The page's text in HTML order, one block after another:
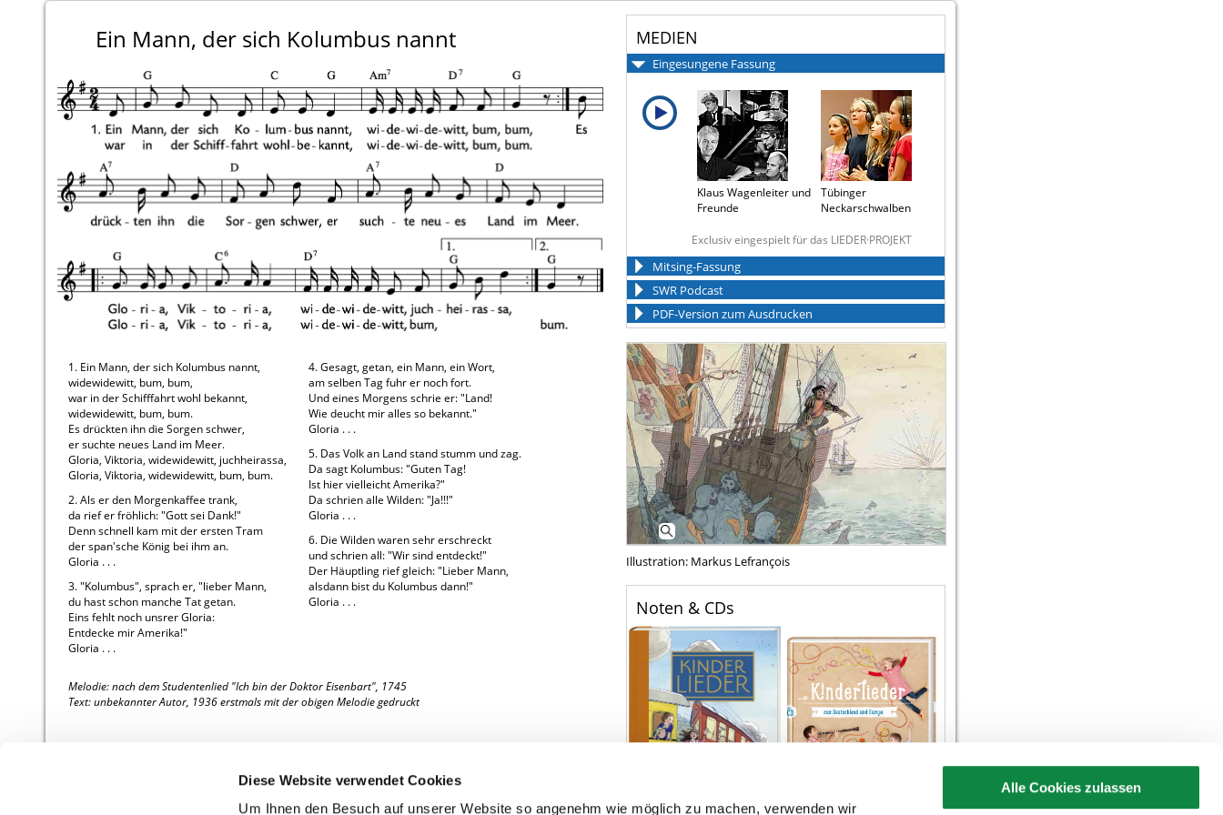
Diese Website verwendet Cookies
Um Ihnen den Besuch auf unserer Website so angenehm wie möglich zu machen, verwenden wir
Alle Cookies zulassen
Ein Mann, der sich Kolumbus nannt
1. Ein Mann, der sich Kolumbus nannt,
widewidewitt, bum, bum,
war in der Schifffahrt wohl bekannt,
widewidewitt, bum, bum.
Es drückten ihn die Sorgen schwer,
er suchte neues Land im Meer.
Gloria, Viktoria, widewidewitt, juchheirassa,
Gloria, Viktoria, widewidewitt, bum, bum.
2. Als er den Morgenkaffee trank,
da rief er fröhlich: "Gott sei Dank!"
Denn schnell kam mit der ersten Tram
der span'sche König bei ihm an.
Gloria . . .
3. "Kolumbus", sprach er, "lieber Mann,
du hast schon manche Tat getan.
Eins fehlt noch unsrer Gloria:
Entdecke mir Amerika!"
Gloria . . .
4. Gesagt, getan, ein Mann, ein Wort,
am selben Tag fuhr er noch fort.
Und eines Morgens schrie er: "Land!
Wie deucht mir alles so bekannt."
Gloria . . .
5. Das Volk an Land stand stumm und zag.
Da sagt Kolumbus: "Guten Tag!
Ist hier vielleicht Amerika?"
Da schrien alle Wilden: "Ja!!!"
Gloria . . .
6. Die Wilden waren sehr erschreckt
und schrien all: "Wir sind entdeckt!"
Der Häuptling rief gleich: "Lieber Mann,
alsdann bist du Kolumbus dann!"
Gloria . . .
Melodie: nach dem Studentenlied "Ich bin der Doktor Eisenbart", 1745
Text: unbekannter Autor, 1936 erstmals mit der obigen Melodie gedruckt
MEDIEN
Eingesungene Fassung
Klaus Wagenleiter und
Freunde
Tübinger
Neckarschwalben
Exclusiv eingespielt für das LIEDER·PROJEKT
Mitsing-Fassung
SWR Podcast
PDF-Version zum Ausdrucken
Illustration: Markus Lefrançois
Noten & CDs